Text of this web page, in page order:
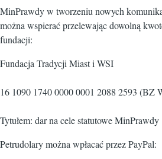
MinPrawdy w tworzeniu nowych
można wspierać przelewając dowolną
fundacji:
Fundacja Tradycji Miast i WSI
16 1090 1740 0000 0001 2088 2593 (BZ
Tytułem: dar na cele statutowe MinPrawdy
Petrudolary można wpłacać przez PayPal: